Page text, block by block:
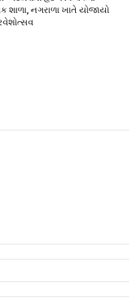
શાળા, નગરાળા ખાતે યોજાયો